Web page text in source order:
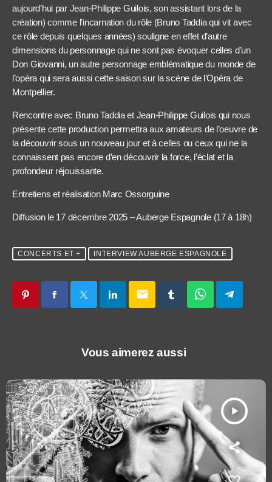
aujourd’hui par Jean-Philippe Guilois, son assistant lors de la
création) comme l’incarnation du rôle (Bruno Taddia qui vit avec
ce rôle depuis quelques années) souligne en effet d’autre
dimensions du personnage qui ne sont pas évoquer celles d’un
Don Giovanni, un autre personnage emblématique du monde de
l’opéra qui sera aussi cette saison sur la scène de l’Opéra de
Montpellier.
Rencontre avec Bruno Taddia et Jean-Philippe Guilois qui nous
présente cette production permettra aux amateurs de l’oeuvre de
la découvrir sous un nouveau jour et à celles ou ceux qui ne la
connaissent pas encore d’en découvrir la force, l’éclat et la
profondeur réjouissante.
Entretiens et réalisation Marc Ossorguine
Diffusion le 17 décembre 2025 – Auberge Espagnole (17 à 18h)
CONCERTS ET + INTERVIEW AUBERGE ESPAGNOLE
email
Vous aimerez aussi
play_arrow